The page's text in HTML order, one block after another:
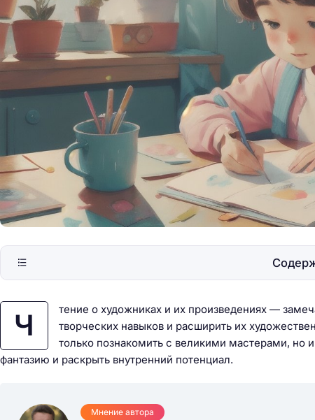
Ч
тение о художниках и их произведениях —
творческих навыков и расширить их
только познакомить с великими мастерами, но
фантазию и раскрыть внутренний потенциал.
Мнение автора